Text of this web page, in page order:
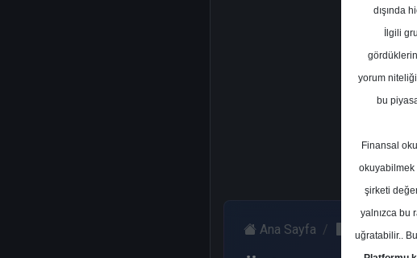
Ana Sayfa Ünlü Menkul
dışında
İlgili
yorum
bu
Finansal
okuyabilmek
şirketi
yalnızca bu
uğratabilir..